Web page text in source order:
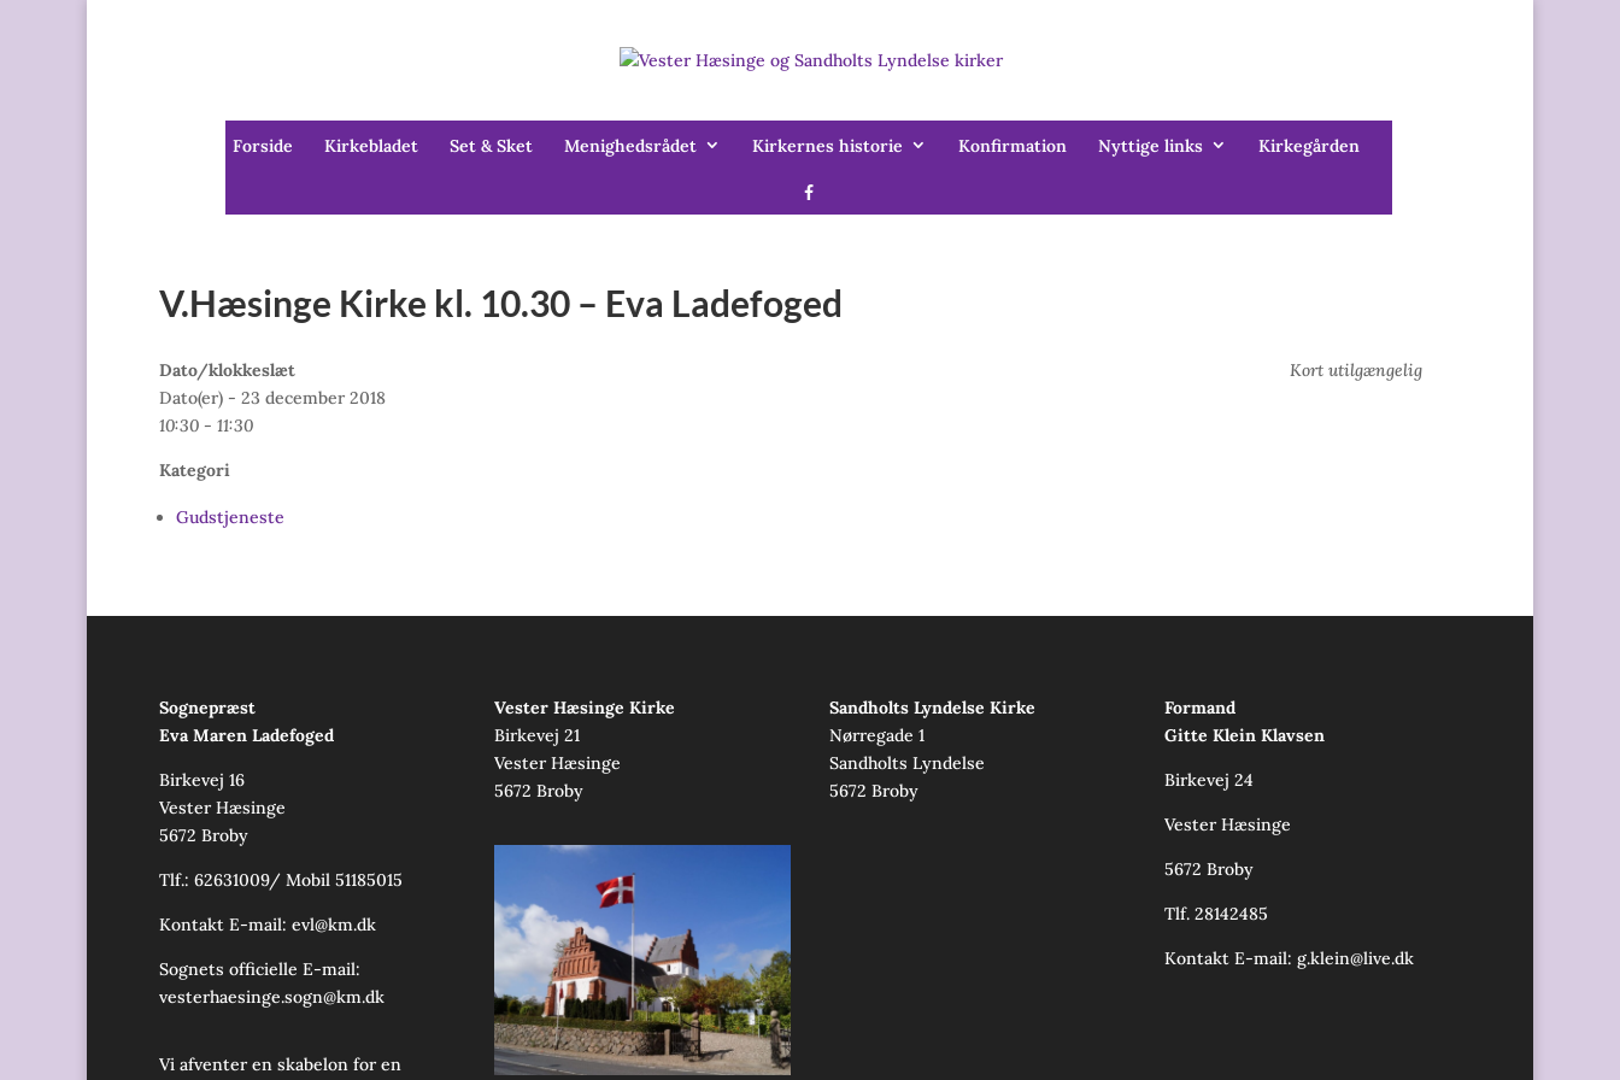
Forside Kirkebladet Set & Sket Menighedsrådet Kirkernes historie Konfirmation Nyttige links Kirkegården
V.Hæsinge Kirke kl. 10.30 – Eva Ladefoged
Kort utilgængelig
Dato/klokkeslæt
Dato(er) - 23 december 2018
10:30 - 11:30
Kategori
Gudstjeneste
Sognepræst
Eva Maren Ladefoged
Birkevej 16
Vester Hæsinge
5672 Broby
Tlf.: 62631009/ Mobil 51185015
Kontakt E-mail: evl@km.dk
Sognets officielle E-mail:
vesterhaesinge.sogn@km.dk
Vi afventer en skabelon for en
Vester Hæsinge Kirke
Birkevej 21
Vester Hæsinge
5672 Broby
Sandholts Lyndelse Kirke
Nørregade 1
Sandholts Lyndelse
5672 Broby
Formand
Gitte Klein Klavsen
Birkevej 24
Vester Hæsinge
5672 Broby
Tlf. 28142485
Kontakt E-mail:g.klein@live.dk